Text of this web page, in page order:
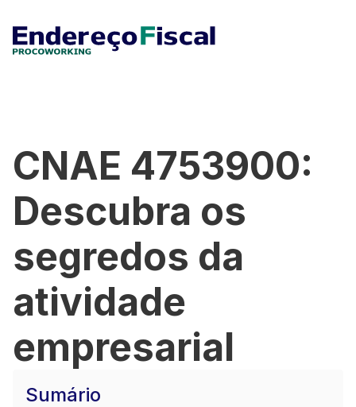
CNAE 4753900:
Descubra os
segredos da
atividade
empresarial
Sumário